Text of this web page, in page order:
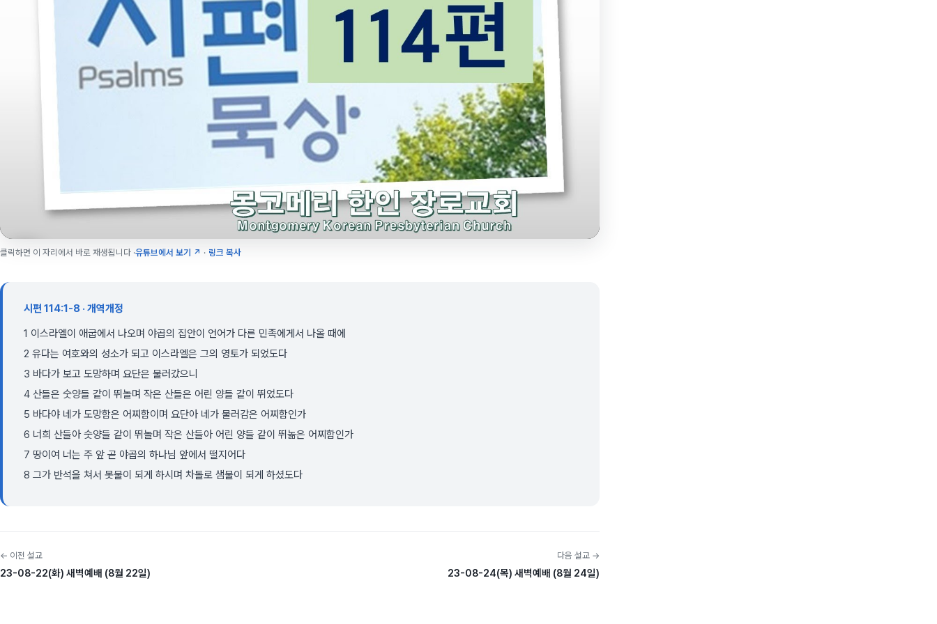
클릭하면 이 자리에서 바로 재생됩니다 ·유튜브에서 보기 ↗ · 링크 복사
시편 114:1-8 · 개역개정
1 이스라엘이 애굽에서 나오며 야곱의 집안이 언어가 다른 민족에게서 나올 때에
2 유다는 여호와의 성소가 되고 이스라엘은 그의 영토가 되었도다
3 바다가 보고 도망하며 요단은 물러갔으니
4 산들은 숫양들 같이 뛰놀며 작은 산들은 어린 양들 같이 뛰었도다
5 바다야 네가 도망함은 어찌함이며 요단아 네가 물러감은 어찌함인가
6 너희 산들아 숫양들 같이 뛰놀며 작은 산들아 어린 양들 같이 뛰놂은 어찌함인가
7 땅이여 너는 주 앞 곧 야곱의 하나님 앞에서 떨지어다
8 그가 반석을 쳐서 못물이 되게 하시며 차돌로 샘물이 되게 하셨도다
← 이전 설교
23-08-22(화) 새벽예배 (8월 22일)
다음 설교 →
23-08-24(목) 새벽예배 (8월 24일)